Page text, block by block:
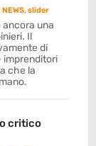
NEWS,slider
ancora una
Il
di
imprenditori
che la
critico